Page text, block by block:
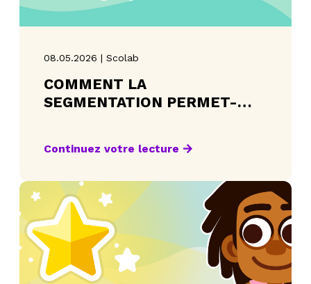
08.05.2026 | Scolab
COMMENT LA
SEGMENTATION PERMET-
CHAQUE ÉLÈVE?
Continuez votre lecture